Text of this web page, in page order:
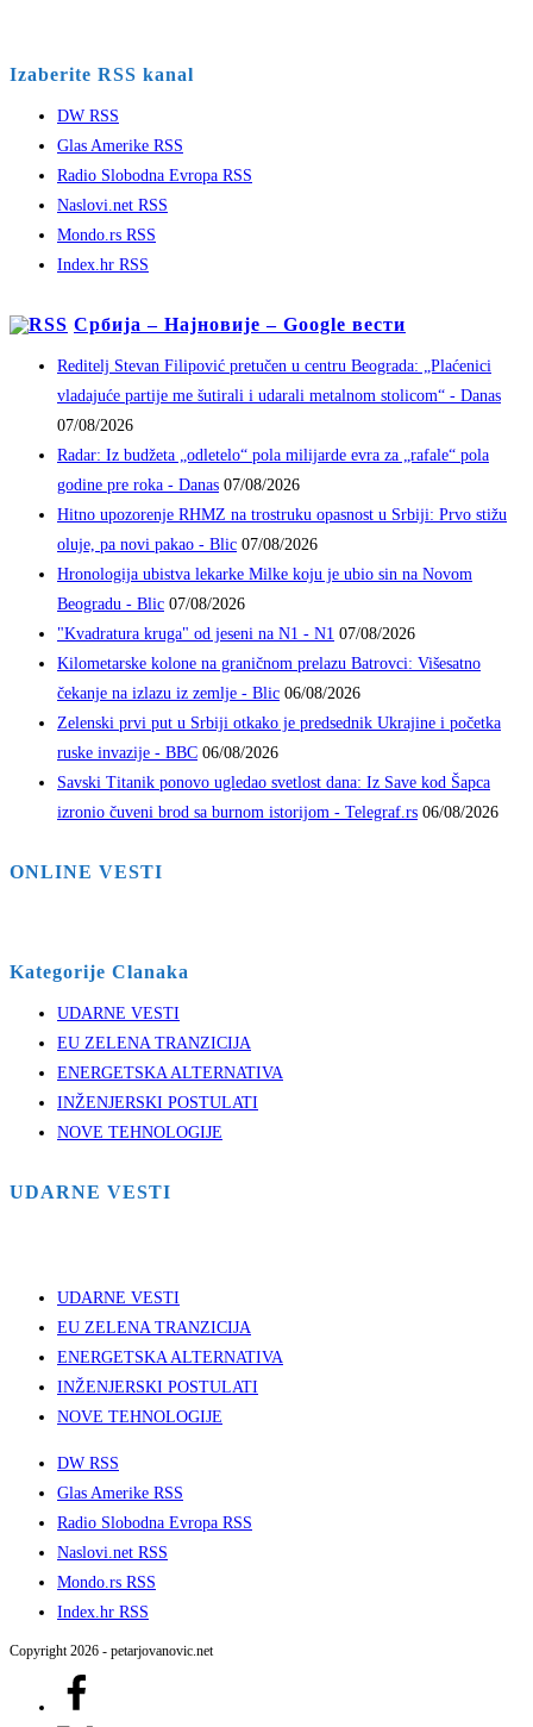
Izaberite RSS kanal
DW RSS
Glas Amerike RSS
Radio Slobodna Evropa RSS
Naslovi.net RSS
Mondo.rs RSS
Index.hr RSS
Србија – Најновије – Google вести
Reditelj Stevan Filipović pretučen u centru Beograda: „Plaćenici
vladajuće partije me šutirali i udarali metalnom stolicom“ - Danas
07/08/2026
Radar: Iz budžeta „odletelo“ pola milijarde evra za „rafale“ pola
godine pre roka - Danas 07/08/2026
Hitno upozorenje RHMZ na trostruku opasnost u Srbiji: Prvo stižu
oluje, pa novi pakao - Blic 07/08/2026
Hronologija ubistva lekarke Milke koju je ubio sin na Novom
Beogradu - Blic 07/08/2026
"Kvadratura kruga" od jeseni na N1 - N1 07/08/2026
Kilometarske kolone na graničnom prelazu Batrovci: Višesatno
čekanje na izlazu iz zemlje - Blic 06/08/2026
Zelenski prvi put u Srbiji otkako je predsednik Ukrajine i početka
ruske invazije - BBC 06/08/2026
Savski Titanik ponovo ugledao svetlost dana: Iz Save kod Šapca
izronio čuveni brod sa burnom istorijom - Telegraf.rs 06/08/2026
ONLINE VESTI
Kategorije Clanaka
UDARNE VESTI
EU ZELENA TRANZICIJA
ENERGETSKA ALTERNATIVA
INŽENJERSKI POSTULATI
NOVE TEHNOLOGIJE
UDARNE VESTI
UDARNE VESTI
EU ZELENA TRANZICIJA
ENERGETSKA ALTERNATIVA
INŽENJERSKI POSTULATI
NOVE TEHNOLOGIJE
DW RSS
Glas Amerike RSS
Radio Slobodna Evropa RSS
Naslovi.net RSS
Mondo.rs RSS
Index.hr RSS
Copyright 2026 - petarjovanovic.net